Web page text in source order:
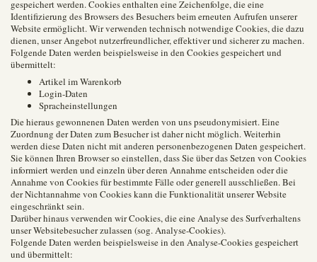
gespeichert werden. Cookies enthalten eine Zeichenfolge, die eine
Identifizierung des Browsers des Besuchers beim erneuten Aufrufen unserer
Website ermöglicht. Wir verwenden technisch notwendige Cookies, die dazu
dienen, unser Angebot nutzerfreundlicher, effektiver und sicherer zu machen.
Folgende Daten werden beispielsweise in den Cookies gespeichert und
übermittelt:
Artikel im Warenkorb
Login-Daten
Spracheinstellungen
Die hieraus gewonnenen Daten werden von uns pseudonymisiert. Eine
Zuordnung der Daten zum Besucher ist daher nicht möglich. Weiterhin
werden diese Daten nicht mit anderen personenbezogenen Daten gespeichert.
Sie können Ihren Browser so einstellen, dass Sie über das Setzen von Cookies
informiert werden und einzeln über deren Annahme entscheiden oder die
Annahme von Cookies für bestimmte Fälle oder generell ausschließen. Bei
der Nichtannahme von Cookies kann die Funktionalität unserer Website
eingeschränkt sein.
Darüber hinaus verwenden wir Cookies, die eine Analyse des Surfverhaltens
unser Websitebesucher zulassen (sog. Analyse-Cookies).
Folgende Daten werden beispielsweise in den Analyse-Cookies gespeichert
und übermittelt: